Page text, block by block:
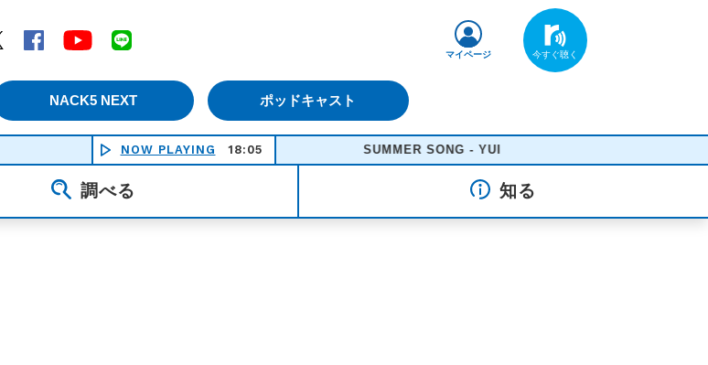
Twitter
Facebook YouTube
NACK5 NEXT ポッドキャスト
マイページ
NOW PLAYING 18:05 SUMMER SONG - YUI
調べる 知る